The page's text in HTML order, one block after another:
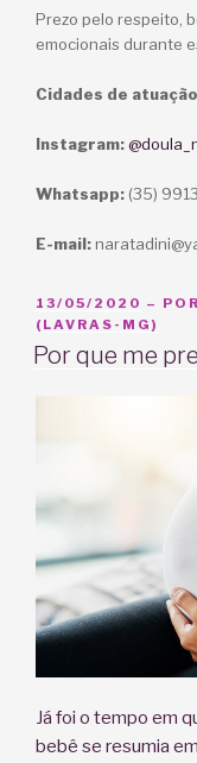
Prezo pelo respeito,
emocionais durante
Cidades de
Instagram:
Whatsapp: (35)
E-mail:
PUBLICADO
EM
13/05/2020 – POR
(LAVRAS-MG)
Por que me
Já foi o tempo em
bebê se resumia